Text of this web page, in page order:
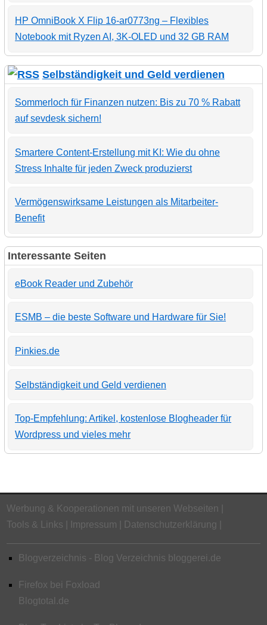
HP OmniBook X Flip 16-ar0773ng – Flexibles
Notebook mit Ryzen AI, 3K-OLED und 32 GB RAM
Selbständigkeit und Geld verdienen
Sommerloch für Finanzen nutzen: Bis zu 70 % Rabatt
auf sevdesk sichern!
Smartere Content-Erstellung mit KI: Wie du ohne
Stress Inhalte für jeden Zweck produzierst
Vermögenswirksame Leistungen als Mitarbeiter-
Benefit
Interessante Seiten
eBook Reader und Zubehör
ESMB – die beste Software und Hardware für Sie!
Pinkies.de
Selbständigkeit und Geld verdienen
Top-Empfehlung: Artikel, kostenlose Blogheader für
Wordpress und vieles mehr
Werbung & Kooperationen mit unseren Webseiten
Tools & Links
Impressum Datenschutzerklärung
Blogverzeichnis - Blog Verzeichnis bloggerei.de
Firefox bei Foxload
Blogtotal.de